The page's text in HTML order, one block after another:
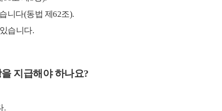
니다(동법 제62조).
습니다.
지급해야 하나요?
.